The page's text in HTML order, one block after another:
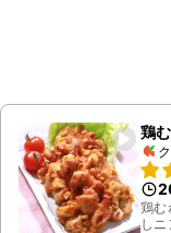
鶏
鶏む
し